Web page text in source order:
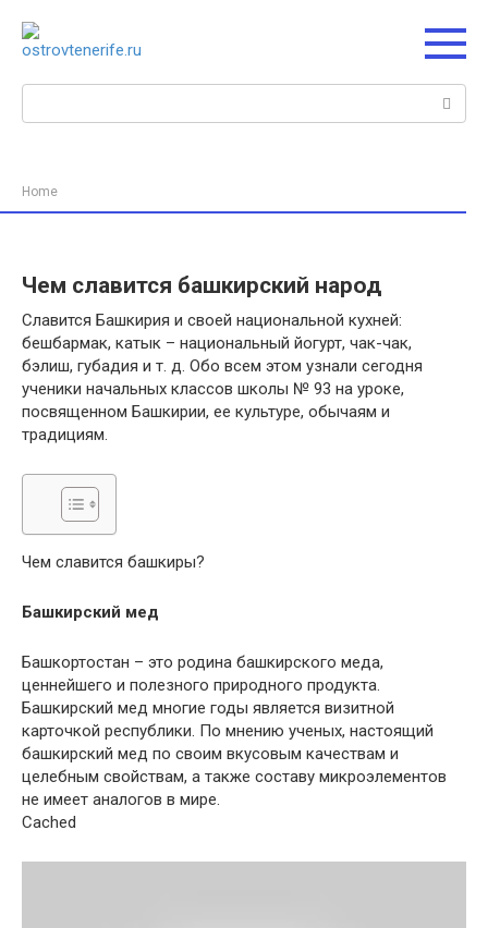
контенту
Поиск:
Home
Чем славится башкирский народ
Славится Башкирия и своей национальной кухней:
бешбармак, катык – национальный йогурт, чак-чак,
бэлиш, губадия и т. д. Обо всем этом узнали сегодня
ученики начальных классов школы № 93 на уроке,
посвященном Башкирии, ее культуре, обычаям и
традициям.
Чем славится башкиры?
Башкирский мед
Башкортостан – это родина башкирского меда,
ценнейшего и полезного природного продукта.
Башкирский мед многие годы является визитной
карточкой республики. По мнению ученых, настоящий
башкирский мед по своим вкусовым качествам и
целебным свойствам, а также составу микроэлементов
не имеет аналогов в мире.
Cached